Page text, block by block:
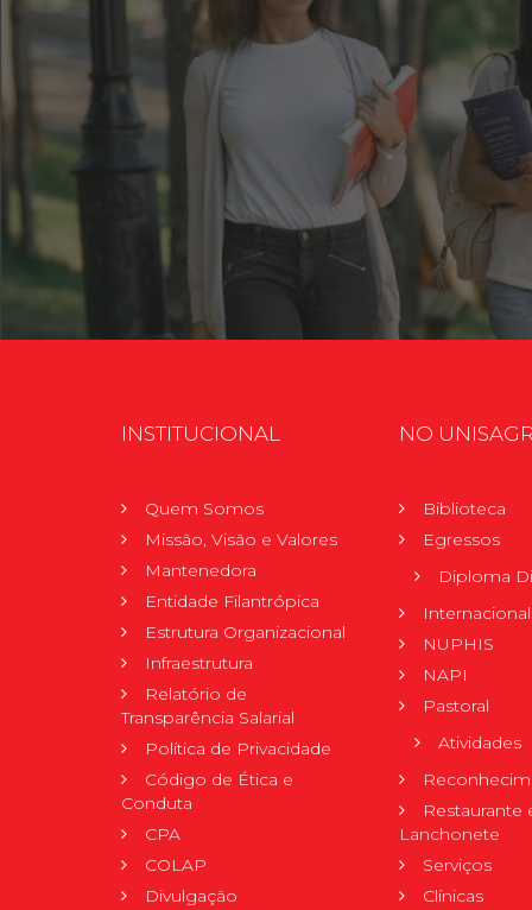
INSTITUCIONAL
Quem Somos
Missão, Visão e Valores
Mantenedora
Entidade Filantrópica
Estrutura Organizacional
Infraestrutura
Relatório de
Transparência Salarial
Política de Privacidade
Código de Ética e
Conduta
CPA
COLAP
Divulgação
NO
Biblioteca
Egressos
Diploma
Internacional
NUPHIS
NAPI
Pastoral
Atividades
Restaurante
Lanchonete
Serviços
Clínicas